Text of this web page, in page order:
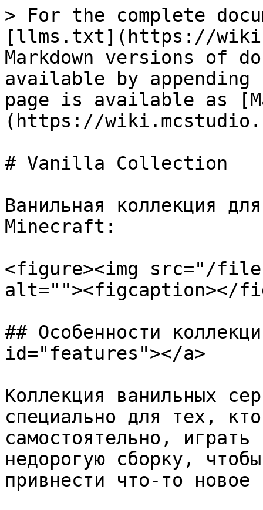
> For the complete
[llms.txt](https://
Markdown versions of
available by
page is available as
(https://
# Vanilla Collection
Ванильная коллекция
Minecraft:
<figure><img src="/
alt=""><figcaption></
## Особенности
id="features"></a>
Коллекция ванильных
специально для тех,
самостоятельно,
недорогую сборку,
привнести что-то